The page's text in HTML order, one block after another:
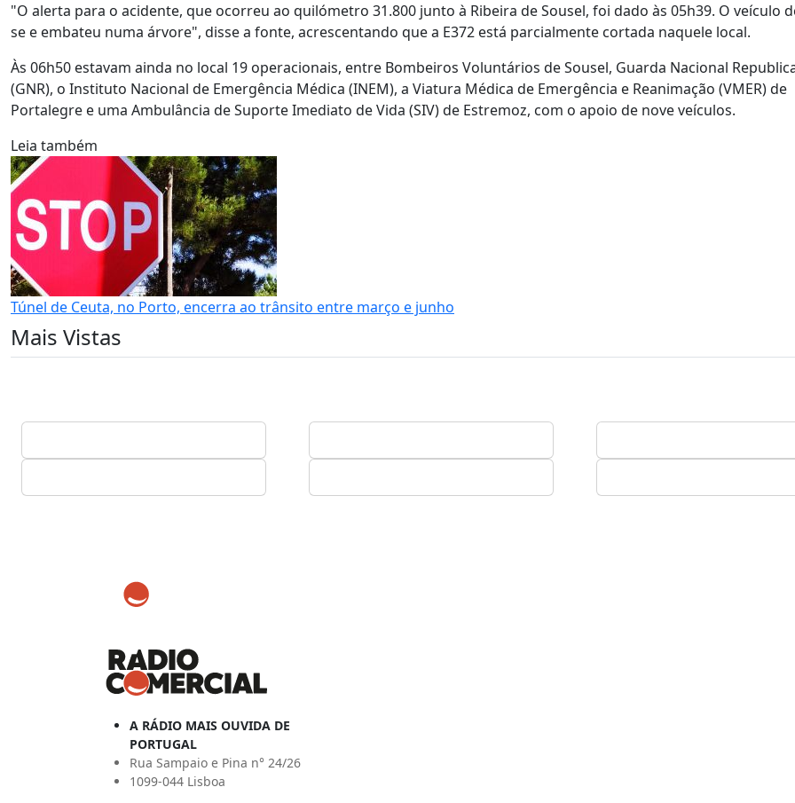
"O alerta para o acidente, que ocorreu ao quilómetro 31.800 junto à Ribeira de Sousel, foi dado às 05h39. O veículo
se e embateu numa árvore", disse a fonte, acrescentando que a E372 está parcialmente cortada naquele local.
Às 06h50 estavam ainda no local 19 operacionais, entre Bombeiros Voluntários de Sousel, Guarda Nacional
(GNR), o Instituto Nacional de Emergência Médica (INEM), a Viatura Médica de Emergência e Reanimação (VMER) de
Portalegre e uma Ambulância de Suporte Imediato de Vida (SIV) de Estremoz, com o apoio de nove veículos.
Leia também
Túnel de Ceuta, no Porto, encerra ao trânsito entre março e junho
Mais Vistas
A RÁDIO MAIS OUVIDA DE
PORTUGAL
Rua Sampaio e Pina n° 24/26
1099-044 Lisboa